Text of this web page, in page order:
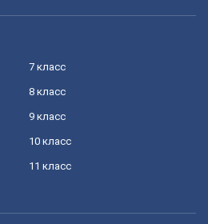
7 класс
8 класс
9 класс
10 класс
11 класс